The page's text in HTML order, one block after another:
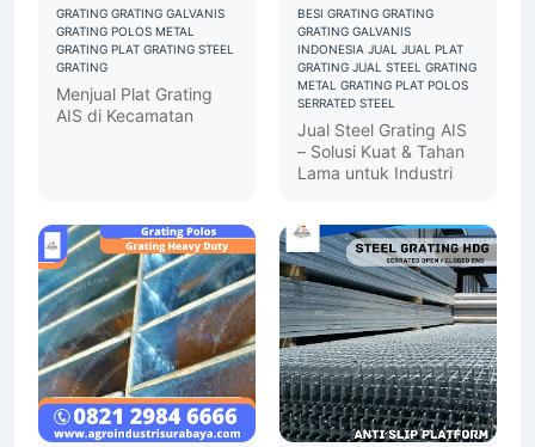
GRATING GRATING GALVANIS
GRATING POLOS METAL
GRATING PLAT GRATING STEEL
GRATING
Menjual Plat Grating
AIS di Kecamatan
BESI GRATING GRATING
GRATING GALVANIS
INDONESIA JUAL JUAL PLAT
GRATING JUAL STEEL GRATING
METAL GRATING PLAT POLOS
SERRATED STEEL
Jual Steel Grating AIS
– Solusi Kuat & Tahan
Lama untuk Industri